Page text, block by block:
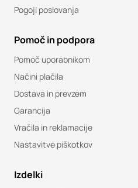
Pogoji poslovanja
Pomoč in podpora
Pomoč uporabnikom
Načini plačila
Dostava in prevzem
Garancija
Vračila in reklamacije
Nastavitve piškotkov
Izdelki